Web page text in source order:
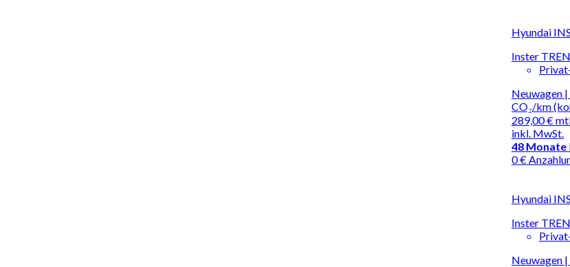
Hyundai
Inster
Neuwagen
CO₂/km
289,00 €
inkl. MwSt.
48 Monate
0 €
Hyundai
Inster
Neuwagen